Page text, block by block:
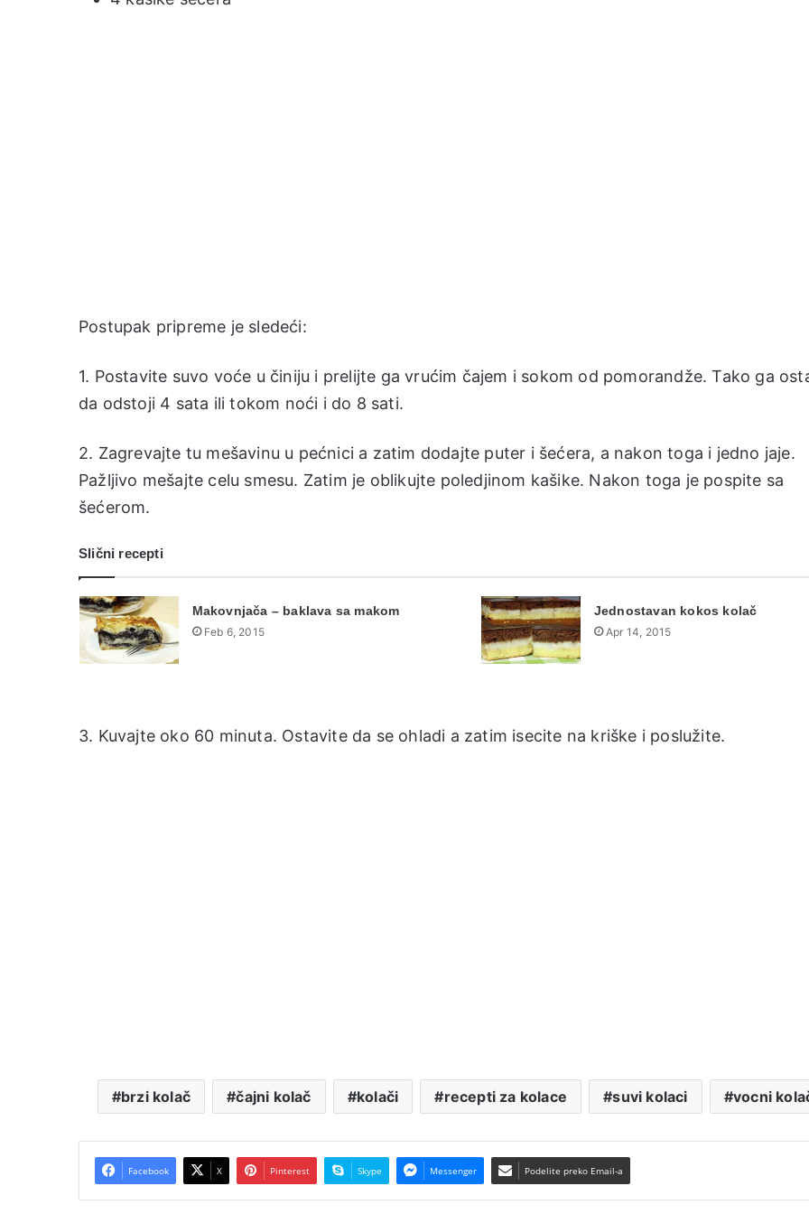
Postupak pripreme je sledeći:
1. Postavite suvo voće u činiju i prelijte ga vrućim čajem i sokom od pomorandže. Tako ga
da odstoji 4 sata ili tokom noći i do 8 sati.
2. Zagrevajte tu mešavinu u pećnici a zatim dodajte puter i šećera, a nakon toga i jedno jaje.
Pažljivo mešajte celu smesu. Zatim je oblikujte poledjinom kašike. Nakon toga je pospite sa
šećerom.
Slični recepti
Makovnjača – baklava sa makom
Feb 6, 2015
Jednostavan kokos kolač
Apr 14, 2015
3. Kuvajte oko 60 minuta. Ostavite da se ohladi a zatim isecite na kriške i poslužite.
brzi kolač čajni kolač kolači recepti za kolace suvi kolaci vocni
Facebook X Pinterest Skype Messenger Podelite preko Email-a